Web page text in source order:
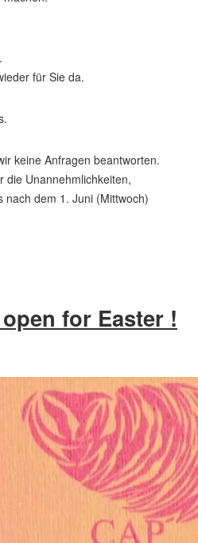
für Sie da.
keine Anfragen beantworten.
die Unannehmlichkeiten,
nach dem 1. Juni (Mittwoch)
for Easter !